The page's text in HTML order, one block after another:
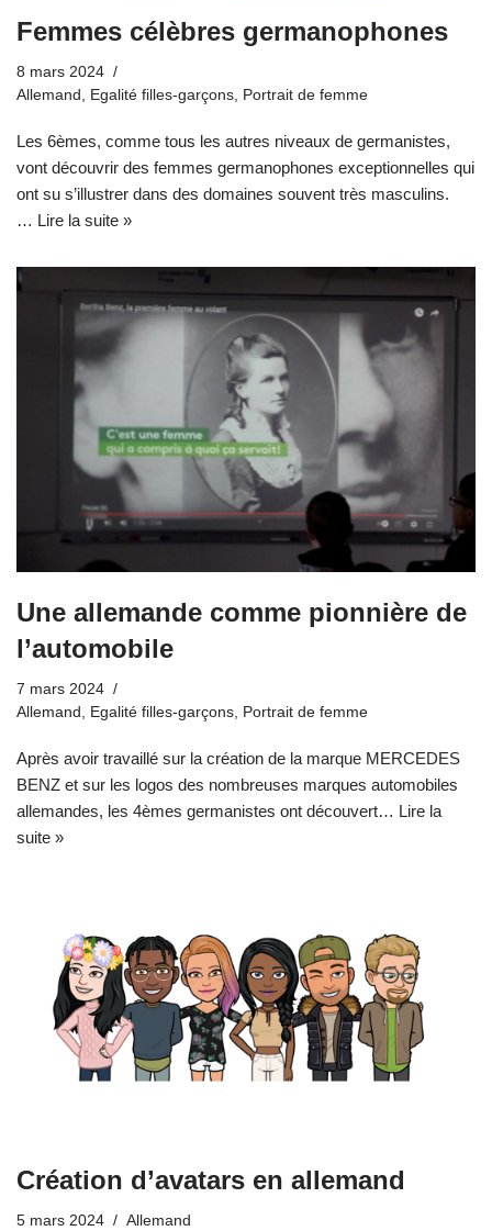
Femmes célèbres germanophones
8 mars 2024
Allemand
Egalité filles-garçons Portrait de femme
Les 6èmes, comme tous les autres niveaux de germanistes,
vont découvrir des femmes germanophones exceptionnelles qui
ont su s’illustrer dans des domaines souvent très masculins.
… Lire la suite »
Une allemande comme pionnière de
l’automobile
7 mars 2024
Allemand , Egalité filles-garçons, Portrait de femme
Après avoir travaillé sur la création de la marque MERCEDES
BENZ et sur les logos des nombreuses marques automobiles
allemandes, les 4èmes germanistes ont découvert… Lire la
suite »
Création d’avatars en allemand
5 mars 2024 Allemand